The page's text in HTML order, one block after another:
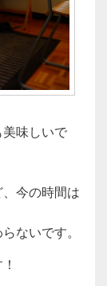
味しいで
今の時間は
ないです。